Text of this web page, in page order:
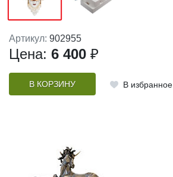
Артикул: 902955
Цена: 6 400 ₽
В КОРЗИНУ В избранное